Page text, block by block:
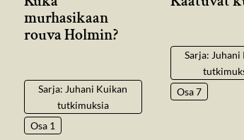
murhasikaan
rouva Holmin?
Sarja: Juhani Kuikan
tutkimuksia
Osa 1
Sarja: Juhani
Osa 7